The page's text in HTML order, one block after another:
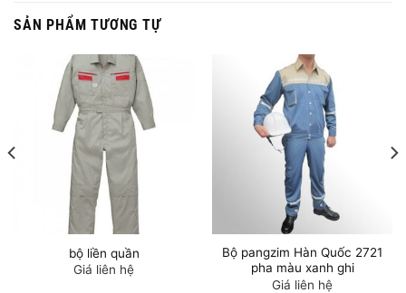
SẢN PHẨM TƯƠNG TỰ
bộ liền quần
Giá liên hệ
Bộ pangzim Hàn Quốc 2721
pha màu xanh ghi
Giá liên hệ